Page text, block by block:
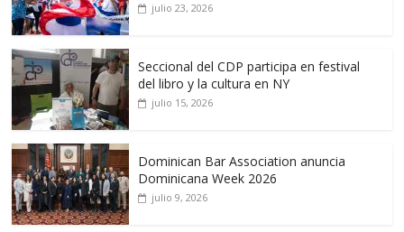
julio 23, 2026
Seccional del CDP participa en festival
del libro y la cultura en NY
julio 15, 2026
Dominican Bar Association anuncia
Dominicana Week 2026
julio 9, 2026